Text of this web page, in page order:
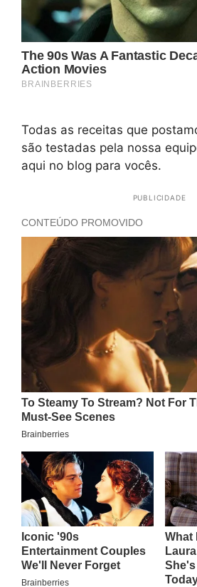
Todas as receitas que
são testadas pela nossa
aqui no blog para vocês.
PUBLICIDADE